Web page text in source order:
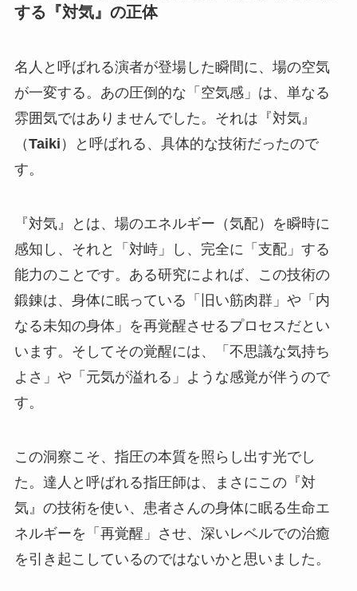
する『対気』の正体
名人と呼ばれる演者が登場した瞬間に、場の空気
が一変する。あの圧倒的な「空気感」は、単なる
雰囲気ではありませんでした。それは『対気』
（Taiki ）と呼ばれる、具体的な技術だったので
す。
『対気』とは、場のエネルギー（気配）を瞬時に
感知し、それと「対峙」し、完全に「支配」する
能力のことです。ある研究によれば、この技術の
鍛錬は、身体に眠っている「旧い筋肉群」や「内
なる未知の身体」を再覚醒させるプロセスだとい
います。そしてその覚醒には、「不思議な気持ち
よさ」や「元気が溢れる」ような感覚が伴うので
す。
この洞察こそ、指圧の本質を照らし出す光でし
た。達人と呼ばれる指圧師は、まさにこの『対
気』の技術を使い、患者さんの身体に眠る生命エ
ネルギーを「再覚醒」させ、深いレベルでの治癒
を引き起こしているのではないかと思いました。